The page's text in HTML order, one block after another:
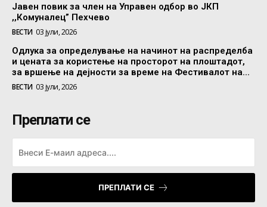
Јавен повик за член на Управен одбор во ЈКП
,,Комуналец” Пехчево
ВЕСТИ 03 јули, 2026
Одлука за определување на начинот на распределба
и цената за користење на просторот на плоштадот,
за вршење на дејности за време на Фестивалот на...
ВЕСТИ 03 јули, 2026
Преплати се
ПРЕПЛАТИ СЕ